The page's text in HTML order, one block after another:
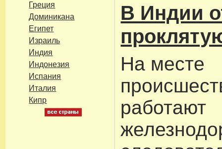
Греция
Доминикана
Египет
Израиль
Индия
Индонезия
Испания
Италия
Кипр
В Индии
На месте
работают